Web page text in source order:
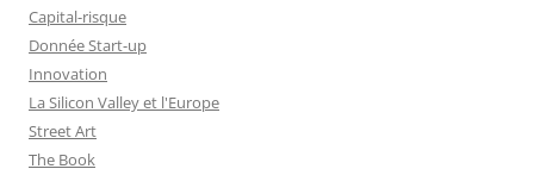
Capital-risque
Donnée Start-up
Innovation
La Silicon Valley et l'Europe
Street Art
The Book